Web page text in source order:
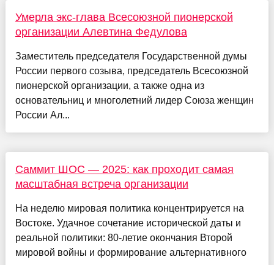
Умерла экс-глава Всесоюзной пионерской
организации Алевтина Федулова
Заместитель председателя Государственной думы
России первого созыва, председатель Всесоюзной
пионерской организации, а также одна из
основательниц и многолетний лидер Союза женщин
России Ал...
Саммит ШОС — 2025: как проходит самая
масштабная встреча организации
На неделю мировая политика концентрируется на
Востоке. Удачное сочетание исторической даты и
реальной политики: 80-летие окончания Второй
мировой войны и формирование альтернативного